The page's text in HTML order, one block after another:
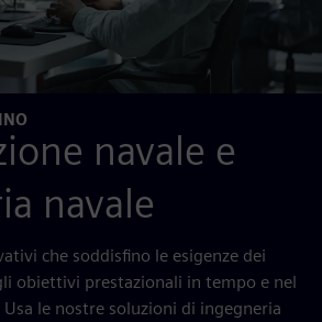
navale e
navale
che soddisfino le esigenze dei
obiettivi prestazionali in tempo e nel
le nostre soluzioni di ingegneria